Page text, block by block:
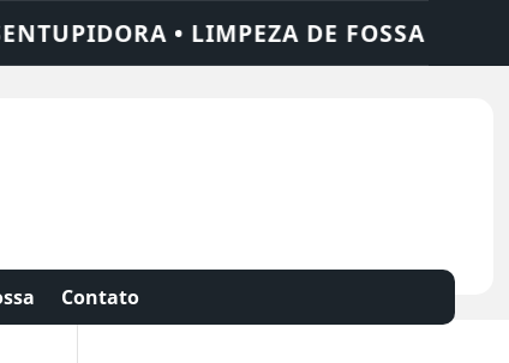
LIMPEZA DE FOSSA • 24 HORAS •
Contato